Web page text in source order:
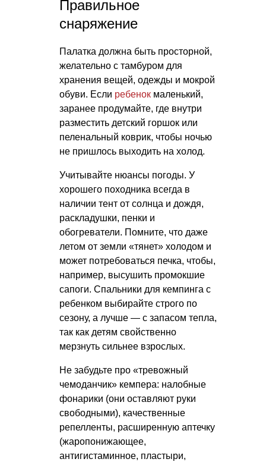
Правильное
снаряжение
Палатка должна быть просторной,
желательно с тамбуром для
хранения вещей, одежды и мокрой
обуви. Если ребенок маленький,
заранее продумайте, где внутри
разместить детский горшок или
пеленальный коврик, чтобы ночью
не пришлось выходить на холод.
Учитывайте нюансы погоды. У
хорошего походника всегда в
наличии тент от солнца и дождя,
раскладушки, пенки и
обогреватели. Помните, что даже
летом от земли «тянет» холодом и
может потребоваться печка, чтобы,
например, высушить промокшие
сапоги. Спальники для кемпинга с
ребенком выбирайте строго по
сезону, а лучше — с запасом тепла,
так как детям свойственно
мерзнуть сильнее взрослых.
Не забудьте про «тревожный
чемоданчик» кемпера: налобные
фонарики (они оставляют руки
свободными), качественные
репелленты, расширенную аптечку
(жаропонижающее,
антигистаминное, пластыри,